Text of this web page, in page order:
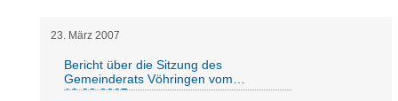
23 März 2007
Bericht über die Sitzung des
Gemeinderats Vöhringen vom
19.03.2007